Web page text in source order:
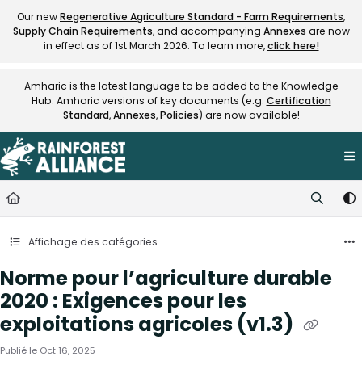
Documentation Index
Fetch the complete documentation index at:https://
Our newRegenerative Agriculture Standard - Farm Requirements,
Supply Chain Requirements, and accompanying Annexes are now
in effect as of 1st March 2026. To learn more,click here!
Amharic is the latest language to be added to the Knowledge
Hub. Amharic versions of key documents (e.g. Certification
Standard,Annexes,Policies) are now available!
Affichage des catégories
Norme pour l’agriculture durable
2020 : Exigences pour les
exploitations agricoles (v1.3)
Publié le Oct 16, 2025